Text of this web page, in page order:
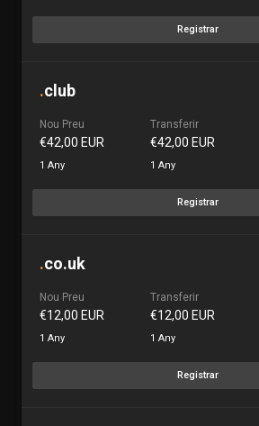
Registrar
.club
Nou Preu
€42,00 EUR
1 Any
Transferir
€42,00 EUR
1 Any
Registrar
.co.uk
Nou Preu
€12,00 EUR
1 Any
Transferir
€12,00 EUR
1 Any
Registrar